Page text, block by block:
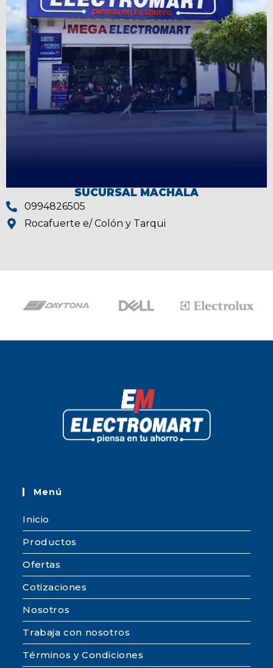
SUCURSAL MACHALA
0994826505
Rocafuerte e/ Colón y Tarqui
Menú
Inicio
Productos
Ofertas
Cotizaciones
Nosotros
Trabaja con nosotros
Términos y Condiciones